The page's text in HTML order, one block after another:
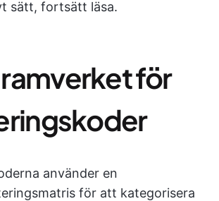
sätt, fortsätt läsa.
för
använder en
för att kategorisera